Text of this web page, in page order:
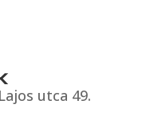
utca 49.